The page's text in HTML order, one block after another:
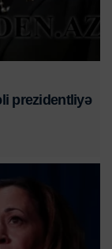
prezidentliyə